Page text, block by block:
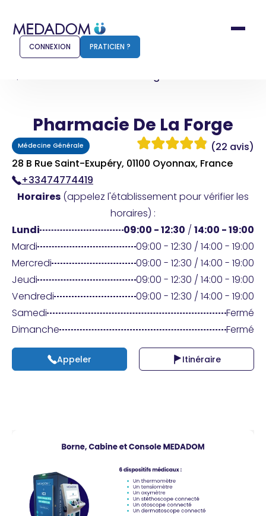
Comment ça marche ?
Pour les patients
Pharmacien
Connexion
Praticien ?
CONNEXION PRATICIEN ?
Pharmacie De La Forge
Pharmacie De La Forge
Médecine Générale
(22 avis)
28 B Rue Saint-Exupéry, 01100 Oyonnax, France
+33474774419
Horaires (appelez l'établissement pour vérifier les
horaires) :
Lundi
09:00 - 12:30 / 14:00 - 19:00
Mardi
09:00 - 12:30 / 14:00 - 19:00
Mercredi
09:00 - 12:30 / 14:00 - 19:00
Jeudi
09:00 - 12:30 / 14:00 - 19:00
Vendredi
09:00 - 12:30 / 14:00 - 19:00
Samedi
Fermé
Dimanche
Fermé
Appeler Itinéraire